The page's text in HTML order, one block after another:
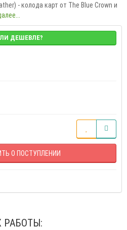
- колода карт от The Blue Crown и
ДЕШЕВЛЕ?
О ПОСТУПЛЕНИИ
РАБОТЫ: